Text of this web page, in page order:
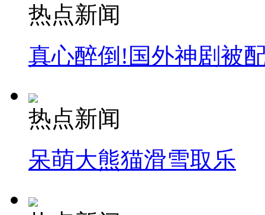
热点新闻
真心醉倒!国外神剧被
热点新闻
呆萌大熊猫滑雪取乐